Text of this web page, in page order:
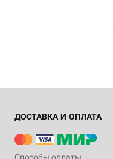
ДОСТАВКА И ОПЛАТА